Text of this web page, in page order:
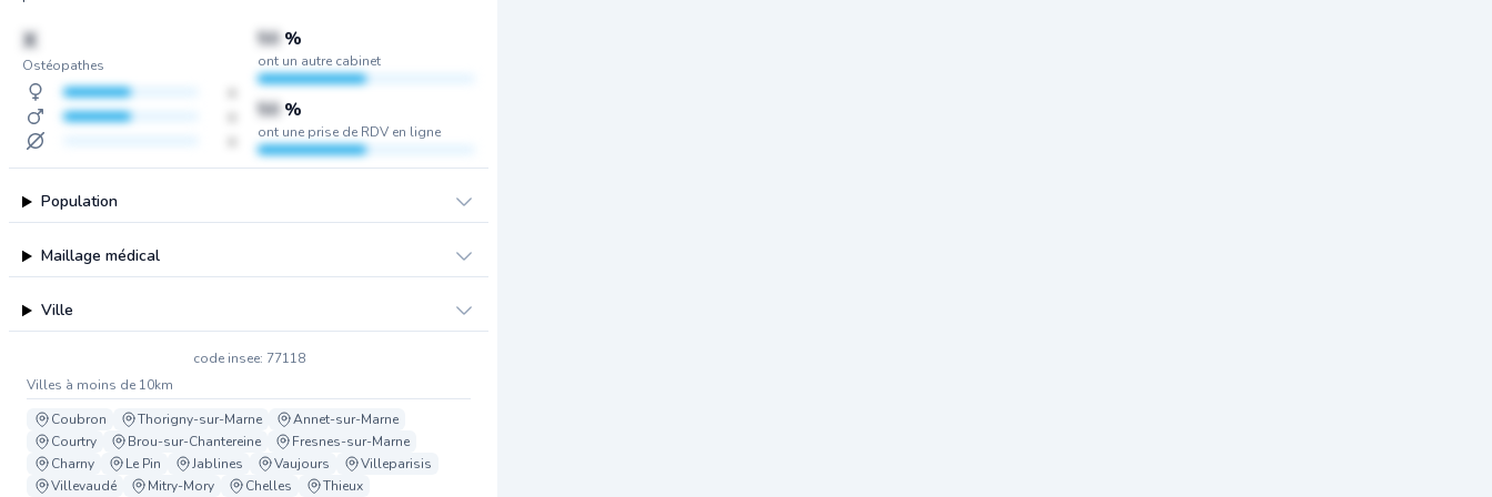
X
Ostéopathes
50 %
ont un autre cabinet
50 %
ont une prise de RDV en ligne
Population
Maillage médical
Ville
code insee: 77118
Villes à moins de 10km
Coubron
Thorigny-sur-Marne
Annet-sur-Marne
Courtry
Brou-sur-Chantereine
Fresnes-sur-Marne
Charny
Le Pin Jablines Vaujours
Villeparisis
Villevaudé
Mitry-Mory Chelles Thieux